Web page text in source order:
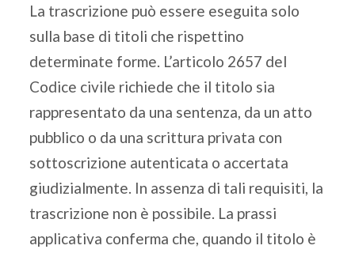
La trascrizione può essere eseguita solo
sulla base di titoli che rispettino
determinate forme. L’articolo 2657 del
Codice civile richiede che il titolo sia
rappresentato da una sentenza, da un atto
pubblico o da una scrittura privata con
sottoscrizione autenticata o accertata
giudizialmente. In assenza di tali requisiti, la
trascrizione non è possibile. La prassi
applicativa conferma che, quando il titolo è